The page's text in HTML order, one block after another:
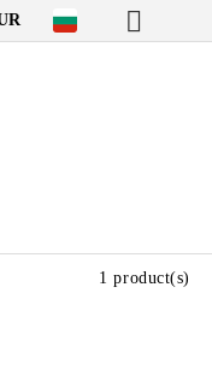
1 product(s)